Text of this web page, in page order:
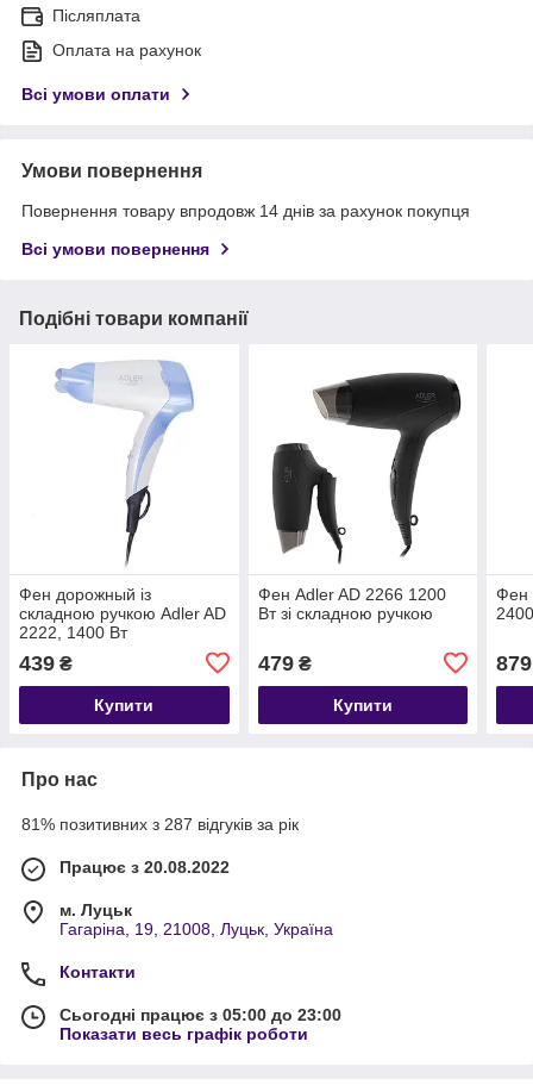
Післяплата
Оплата на рахунок
Всі умови оплати
Умови повернення
Повернення товару впродовж 14 днів за рахунок покупця
Всі умови повернення
Подібні товари компанії
Фен дорожный із
складною ручкою Adler AD
2222, 1400 Вт
439 ₴
Купити
Фен Adler AD 2266 1200
Вт зі складною ручкою
479₴
Купити
Фен
879
Про нас
81% позитивних з 287 відгуків за рік
Працює з 20.08.2022
м. Луцьк
Гагаріна, 19, 21008, Луцьк, Україна
Контакти
Сьогодні працює з 05:00 до 23:00
Показати весь графік роботи